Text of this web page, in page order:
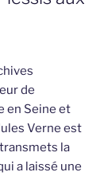
de
en Seine et
Verne est
la
a laissé une